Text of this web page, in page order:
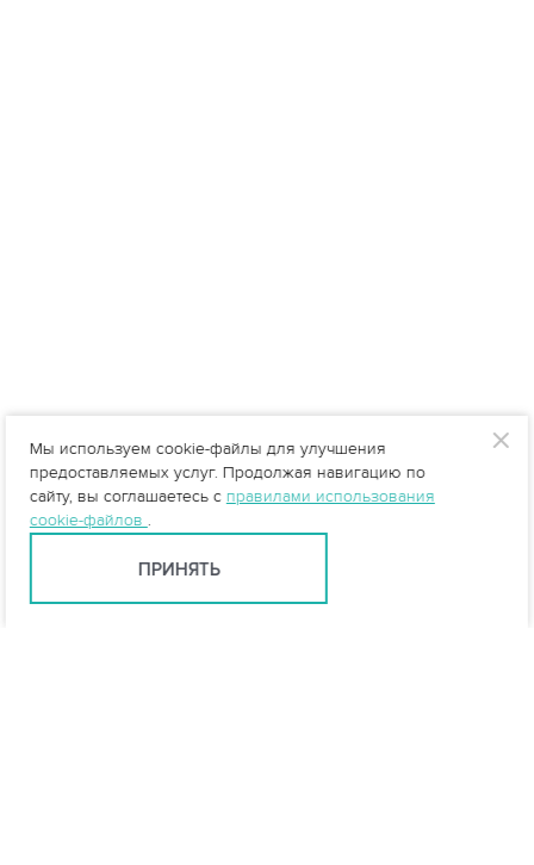
Мы используем cookie-файлы для улучшения
предоставляемых услуг. Продолжая навигацию по
сайту, вы соглашаетесь с правилами использования
cookie-файлов .
ПРИНЯТЬ